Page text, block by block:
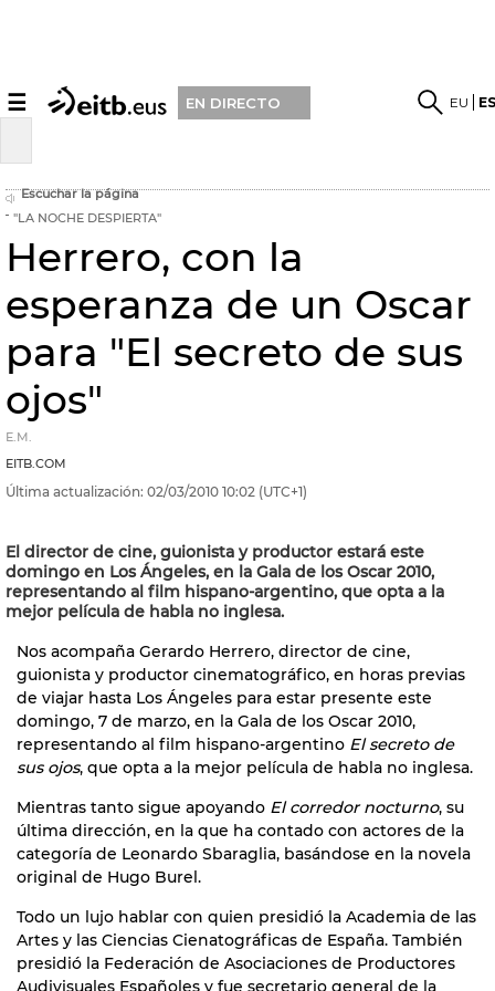
☰ EN DIRECTO EU
Escuchar la página
"LA NOCHE DESPIERTA"
Herrero, con la
esperanza de un Oscar
para "El secreto de sus
ojos"
E.M.
EITB.COM
Última actualización: 02/03/2010 10:02 (UTC+1)
El director de cine, guionista y productor estará este
domingo en Los Ángeles, en la Gala de los Oscar 2010,
representando al film hispano-argentino, que opta a la
mejor película de habla no inglesa.
Nos acompaña Gerardo Herrero, director de cine,
guionista y productor cinematográfico, en horas previas
de viajar hasta Los Ángeles para estar presente este
domingo, 7 de marzo, en la Gala de los Oscar 2010,
representando al film hispano-argentino El secreto de
sus ojos, que opta a la mejor película de habla no inglesa.
Mientras tanto sigue apoyando El corredor nocturno, su
última dirección, en la que ha contado con actores de la
categoría de Leonardo Sbaraglia, basándose en la novela
original de Hugo Burel.
Todo un lujo hablar con quien presidió la Academia de las
Artes y las Ciencias Cienatográficas de España. También
presidió la Federación de Asociaciones de Productores
Audivisuales Españoles y fue secretario general de la